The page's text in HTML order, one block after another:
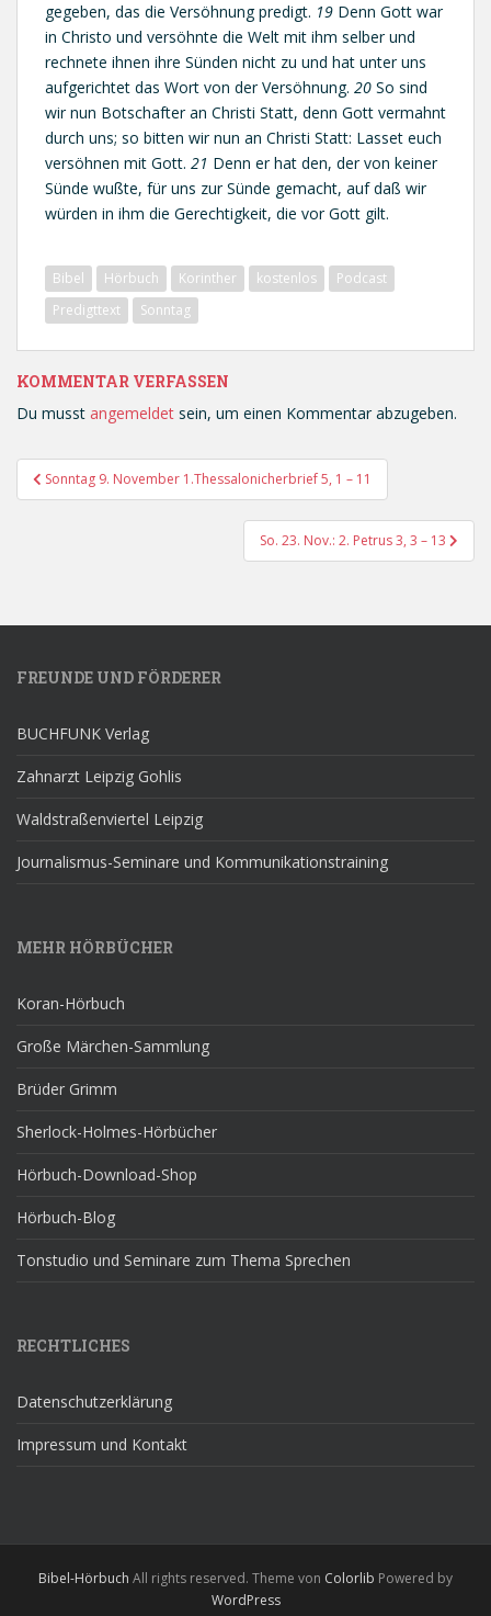
gegeben, das die Versöhnung predigt. 19 Denn Gott war
in Christo und versöhnte die Welt mit ihm selber und
rechnete ihnen ihre Sünden nicht zu und hat unter uns
aufgerichtet das Wort von der Versöhnung. 20 So sind
wir nun Botschafter an Christi Statt, denn Gott vermahnt
durch uns; so bitten wir nun an Christi Statt: Lasset euch
versöhnen mit Gott. 21 Denn er hat den, der von keiner
Sünde wußte, für uns zur Sünde gemacht, auf daß wir
würden in ihm die Gerechtigkeit, die vor Gott gilt.
Bibel Hörbuch Korinther kostenlos
Podcast
Predigttext
Sonntag
KOMMENTAR VERFASSEN
Du musst angemeldet sein, um einen Kommentar abzugeben.
Beitragsnavigation
Sonntag 9. November 1.Thessalonicherbrief 5, 1 – 11
So. 23. Nov.: 2. Petrus 3, 3 – 13
FREUNDE UND FÖRDERER
BUCHFUNK Verlag
Zahnarzt Leipzig Gohlis
Waldstraßenviertel Leipzig
Journalismus-Seminare und Kommunikationstraining
MEHR HÖRBÜCHER
Koran-Hörbuch
Große Märchen-Sammlung
Brüder Grimm
Sherlock-Holmes-Hörbücher
Hörbuch-Download-Shop
Hörbuch-Blog
Tonstudio und Seminare zum Thema Sprechen
RECHTLICHES
Datenschutzerklärung
Impressum und Kontakt
Bibel-Hörbuch All rights reserved. Theme von Colorlib Powered by
WordPress